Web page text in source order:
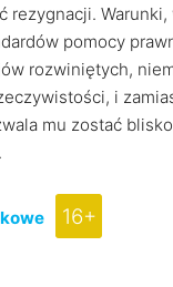
rezygnacji. Warunki,
pomocy
rozwiniętych,
i
mu zostać
16+